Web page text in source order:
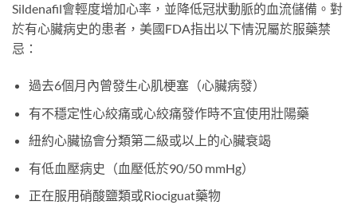
Sildenafil會輕度增加心率，並降低冠狀動脈的血流儲備。對
於有心臟病史的患者，美國FDA指出以下情況屬於服藥禁
忌：
過去6個月內曾發生心肌梗塞（心臟病發）
有不穩定性心絞痛或心絞痛發作時不宜使用壯陽藥
紐約心臟協會分類第二級或以上的心臟衰竭
有低血壓病史（血壓低於90/50 mmHg）
正在服用硝酸鹽類或Riociguat藥物